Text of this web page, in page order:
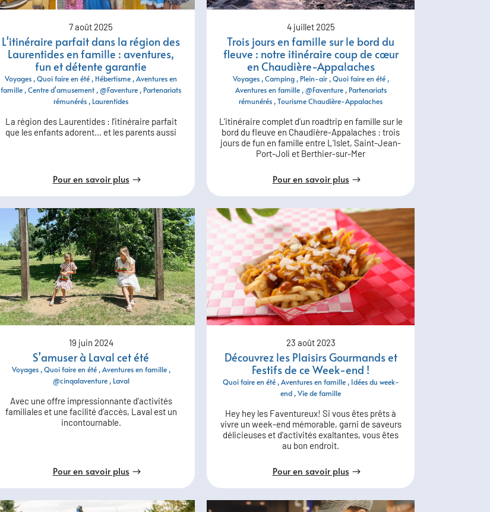
7 août 2025
L'itinéraire parfait dans la région des
Laurentides en famille : aventures,
fun et détente garantie
Voyages Quoi faire en été Hébertisme Aventures en
famille Centre d'amusement @Faventure
Partenariats
rémunérés
Laurentides
La région des Laurentides : l’itinéraire parfait
que les enfants adorent… et les parents aussi
Pour en savoir plus
4 juillet 2025
Trois jours en famille sur le bord du
fleuve : notre itinéraire coup de cœur
en Chaudière-Appalaches
Voyages Camping Plein-air Quoi faire en été
Aventures en famille @Faventure
Partenariats
rémunérés Tourisme Chaudière-Appalaches
L'itinéraire complet d'un roadtrip en famille sur le
bord du fleuve en Chaudière-Appalaches : trois
jours de fun en famille entre L’Islet, Saint-Jean-
Port-Joli et Berthier-sur-Mer
Pour en savoir plus
19 juin 2024
S’amuser à Laval cet été
Voyages Quoi faire en été Aventures en famille
@cinqalaventure
Laval
Avec une offre impressionnante d’activités
familiales et une facilité d’accès, Laval est un
incontournable.
Pour en savoir plus
23 août 2023
Découvrez les Plaisirs Gourmands et
Festifs de ce Week-end !
Quoi faire en été Aventures en famille
Idées du week-
end Vie de famille
Hey hey les Faventureux! Si vous êtes prêts à
vivre un week-end mémorable, garni de saveurs
délicieuses et d'activités exaltantes, vous êtes
au bon endroit.
Pour en savoir plus